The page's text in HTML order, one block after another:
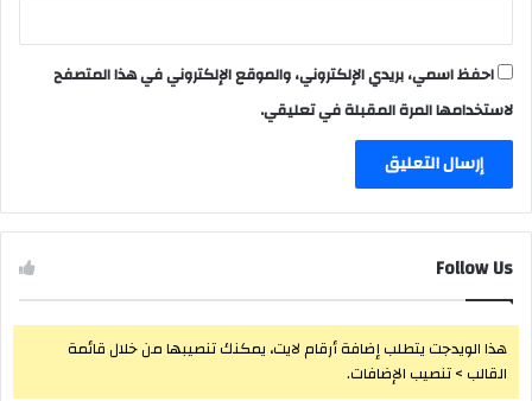
احفظ اسمي، بريدي الإلكتروني، والموقع الإلكتروني في هذا المتصفح
لاستخدامها المرة المقبلة في تعليقي.
Follow Us
هذا الويدجت يتطلب إضافة أرقام لايت، يمكنك تنصيبها من خلال قائمة
القالب > تنصيب الإضافات.